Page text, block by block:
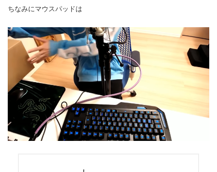
ちなみにマウスパッドは